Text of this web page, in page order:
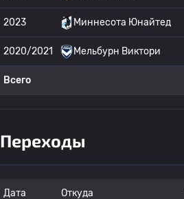
2023 Миннесота Юнайтед
2020/2021 Мельбурн Виктори
Всего
Переходы
Дата Откуда